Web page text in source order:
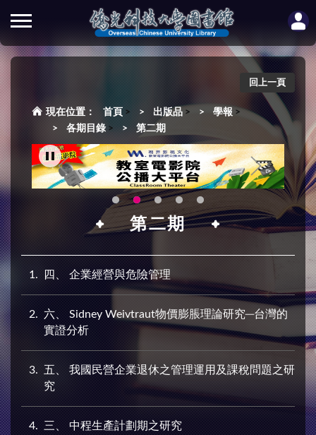
回上一頁
首頁 > 出版品 > 學報 >
各期目錄 > 第二期
第二期
1 四、 企業經營與危險管理
2
六、 Sidney Weivtraut物價膨脹理論研究─台灣的
實證分析
3
五、 我國民營企業退休之管理運用及課稅問題之研
究
4 三、 中程生產計劃期之研究